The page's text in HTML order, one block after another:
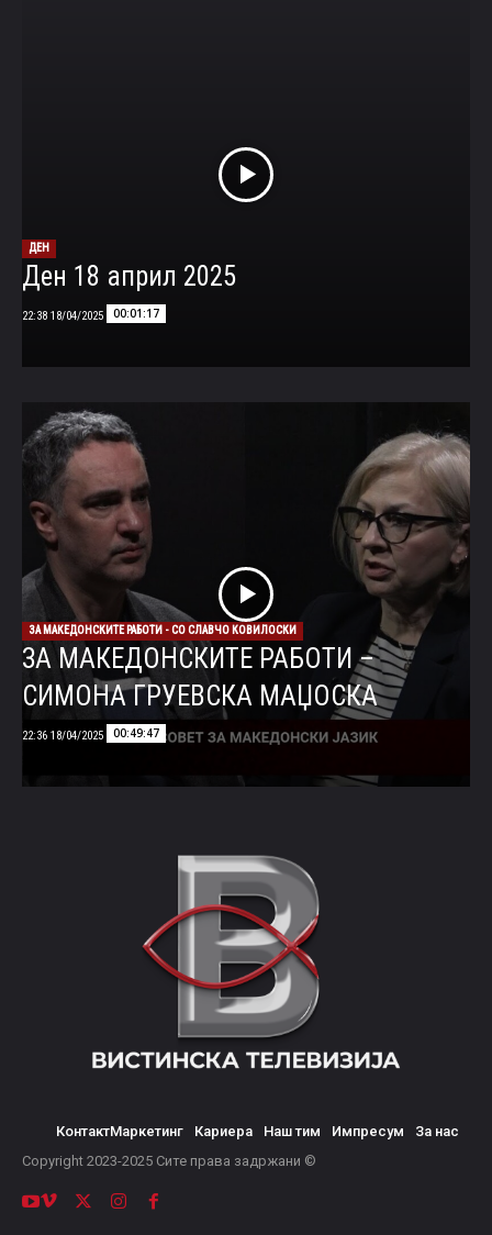
ДЕН
Ден 18 април 2025
00:01:17
18/04/2025 22:38
ЗА МАКЕДОНСКИТЕ РАБОТИ - СО СЛАВЧО КОВИЛОСКИ
ЗА МАКЕДОНСКИТЕ РАБОТИ –
СИМОНА ГРУЕВСКА МАЏОСКА
00:49:47
18/04/2025 22:36
За нас
Импресум
Наш тим
Кариера
Маркетинг
Контакт
© Copyright 2023-2025 Сите права задржани